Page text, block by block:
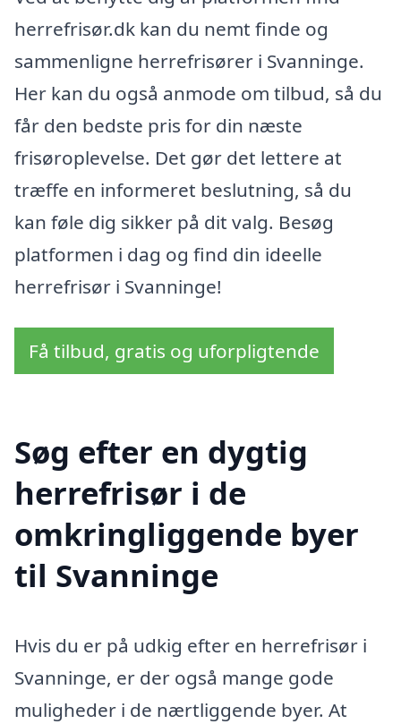
herrefrisør.dk kan du nemt finde og
sammenligne herrefrisører i Svanninge.
Her kan du også anmode om tilbud, så du
får den bedste pris for din næste
frisøroplevelse. Det gør det lettere at
træffe en informeret beslutning, så du
kan føle dig sikker på dit valg. Besøg
platformen i dag og find din ideelle
herrefrisør i Svanninge!
Få tilbud, gratis og uforpligtende
Søg efter en dygtig
herrefrisør i de
omkringliggende byer
til Svanninge
Hvis du er på udkig efter en herrefrisør i
Svanninge, er der også mange gode
muligheder i de nærtliggende byer. At